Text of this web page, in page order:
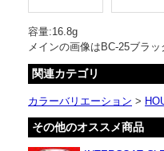
容量:16.8g
メインの画像はBC-25ブラ
関連カテゴリ
カラーバリエーション >
その他のオススメ商品